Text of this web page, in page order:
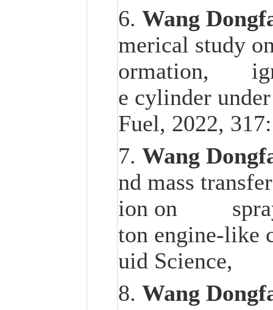
6. Wang
merical study
ormation,
e cylinder
Fuel, 2022,
7. Wang
nd mass
ion on spray
ton engine-like
uid
8. Wang